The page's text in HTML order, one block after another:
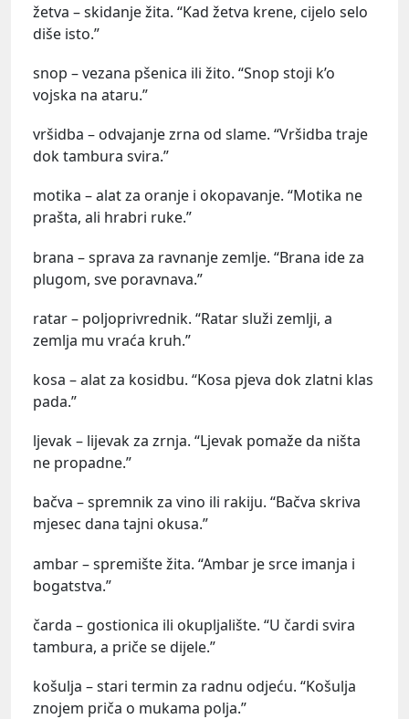
žetva – skidanje žita. “Kad žetva krene, cijelo selo
diše isto.”
snop – vezana pšenica ili žito. “Snop stoji k’o
vojska na ataru.”
vršidba – odvajanje zrna od slame. “Vršidba traje
dok tambura svira.”
motika – alat za oranje i okopavanje. “Motika ne
prašta, ali hrabri ruke.”
brana – sprava za ravnanje zemlje. “Brana ide za
plugom, sve poravnava.”
ratar – poljoprivrednik. “Ratar služi zemlji, a
zemlja mu vraća kruh.”
kosa – alat za kosidbu. “Kosa pjeva dok zlatni klas
pada.”
ljevak – lijevak za zrnja. “Ljevak pomaže da ništa
ne propadne.”
bačva – spremnik za vino ili rakiju. “Bačva skriva
mjesec dana tajni okusa.”
ambar – spremište žita. “Ambar je srce imanja i
bogatstva.”
čarda – gostionica ili okupljalište. “U čardi svira
tambura, a priče se dijele.”
košulja – stari termin za radnu odjeću. “Košulja
znojem priča o mukama polja.”